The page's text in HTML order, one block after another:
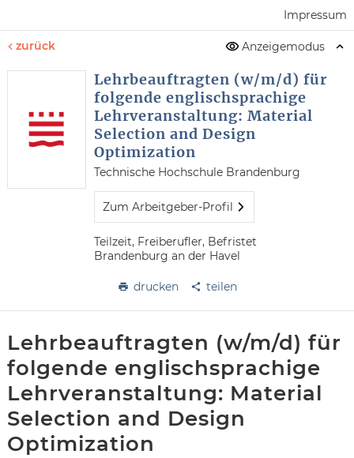
Impressum
zurück Anzeigemodus
Lehrbeauftragten (w/m/d) für
folgende englischsprachige
Lehrveranstaltung: Material
Selection and Design
Optimization
Technische Hochschule Brandenburg
Zum Arbeitgeber-Profil
Teilzeit, Freiberufler, Befristet
Brandenburg an der Havel
drucken teilen
Lehrbeauftragten (w/m/d) für
folgende englischsprachige
Lehrveranstaltung: Material
Selection and Design
Optimization